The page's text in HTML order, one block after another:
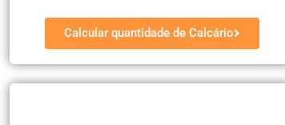
Calcular quantidade de Calcário